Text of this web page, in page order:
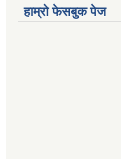
हाम्राे फेसबुक पेज